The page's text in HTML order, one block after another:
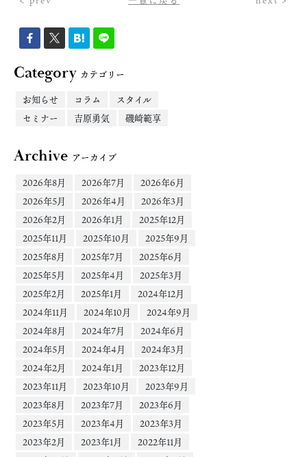
Categoryカテゴリー
お知らせ
コラム
スタイル
セミナー
吉原勇気 磯崎範享
Archive アーカイブ
2026年8月
2026年7月
2026年6月
2026年5月
2026年4月
2026年3月
2026年2月
2026年1月
2025年12月
2025年11月
2025年10月
2025年9月
2025年8月
2025年7月
2025年6月
2025年5月
2025年4月
2025年3月
2025年2月
2025年1月
2024年12月
2024年11月
2024年10月
2024年9月
2024年8月
2024年7月
2024年6月
2024年5月
2024年4月
2024年3月
2024年2月
2024年1月
2023年12月
2023年11月
2023年10月
2023年9月
2023年8月
2023年7月
2023年6月
2023年5月
2023年4月
2023年3月
2023年2月
2023年1月
2022年11月